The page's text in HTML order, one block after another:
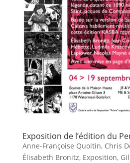
Exposition de l’édition du
Anne-Françoise Quoitin, Chris
Élisabeth Bronitz, Exposition,